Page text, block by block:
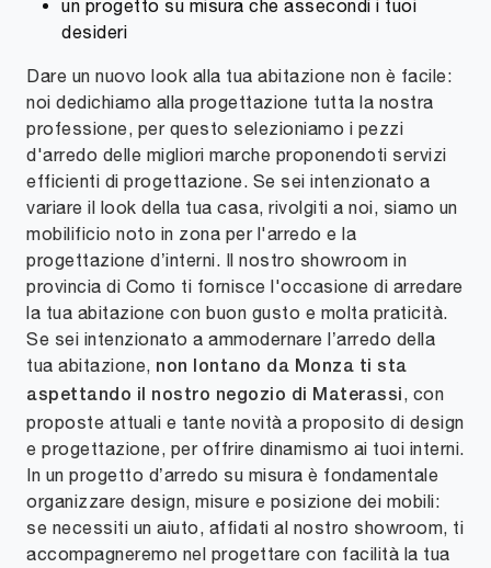
un progetto su misura che assecondi i tuoi
desideri
Dare un nuovo look alla tua abitazione non è facile:
noi dedichiamo alla progettazione tutta la nostra
professione, per questo selezioniamo i pezzi
d'arredo delle migliori marche proponendoti servizi
efficienti di progettazione. Se sei intenzionato a
variare il look della tua casa, rivolgiti a noi, siamo un
mobilificio noto in zona per l'arredo e la
progettazione d’interni. Il nostro showroom in
provincia di Como ti fornisce l'occasione di arredare
la tua abitazione con buon gusto e molta praticità.
Se sei intenzionato a ammodernare l’arredo della
tua abitazione, non lontano da Monza ti sta
aspettando il nostro negozio di Materassi , con
proposte attuali e tante novità a proposito di design
e progettazione, per offrire dinamismo ai tuoi interni.
In un progetto d’arredo su misura è fondamentale
organizzare design, misure e posizione dei mobili:
se necessiti un aiuto, affidati al nostro showroom, ti
accompagneremo nel progettare con facilità la tua